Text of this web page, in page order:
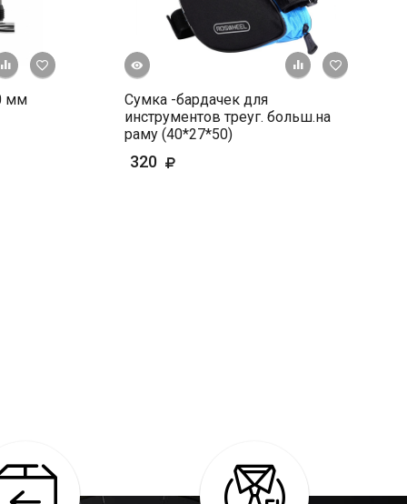
+ К сравнению
В избранное
мм
+ К
просмотр
Сумка -бардачек для
инструментов треуг. больш.на
раму (40*27*50)
320